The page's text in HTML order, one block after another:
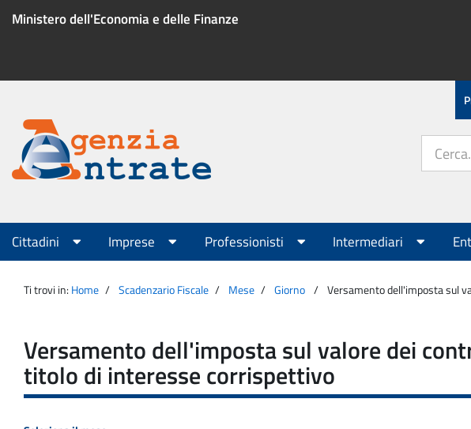
Ministero dell'Economia e delle Finanze
Menu
servizio
Agenzia
Entrate
sito:
Menu
principale
Cittadini Imprese Professionisti Intermediari
Ti trovi in: Home Scadenzario Fiscale Mese Giorno Versamento dell'imposta sul
Versamento dell'imposta sul valore dei
titolo di interesse corrispettivo